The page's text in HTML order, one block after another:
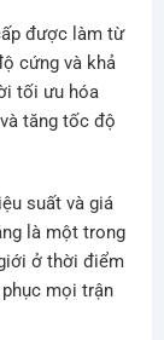
được làm từ
cứng và khả
tối ưu hóa
tăng tốc độ
suất và giá
là một trong
ở thời điểm
mọi trận